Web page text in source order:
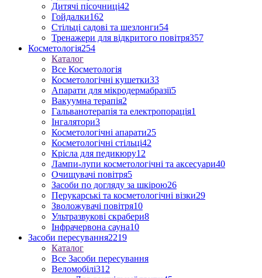
Дитячі пісочниці42
Гойдалки162
Стільці садові та шезлонги54
Тренажери для відкритого повітря357
Косметологія254
Каталог
Все Косметологія
Косметологічні кушетки33
Апарати для мікродермабразії5
Вакуумна терапія2
Гальванотерапія та електропорація1
Інгалятори3
Косметологічні апарати25
Косметологічні стільці42
Крісла для педикюру12
Лампи-лупи косметологічні та аксесуари40
Очищувачі повітря5
Засоби по догляду за шкірою26
Перукарські та косметологічні візки29
Зволожувачі повітря10
Ультразвукові скрабери8
Інфрачервона сауна10
Засоби пересування2219
Каталог
Все Засоби пересування
Веломобілі312